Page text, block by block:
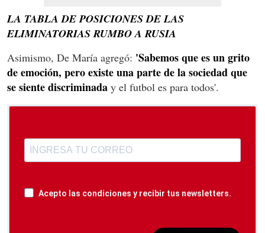
LA TABLA DE POSICIONES DE LAS
ELIMINATORIAS RUMBO A RUSIA
Asimismo, De María agregó: 'Sabemos que es un grito
de emoción, pero existe una parte de la sociedad que
se siente discriminada y el futbol es para todos'.
Acepto las condiciones y recibir tus newsletters.